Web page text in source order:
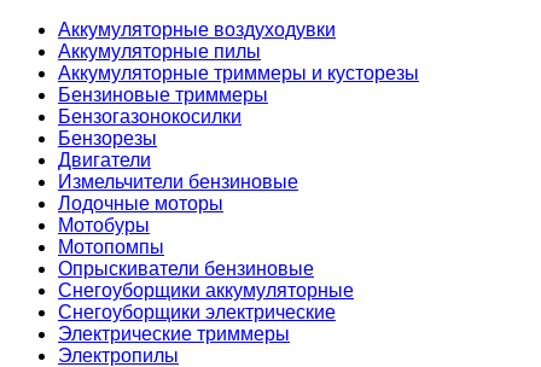
Аккумуляторные воздуходувки
Аккумуляторные пилы
Аккумуляторные триммеры и кусторезы
Бензиновые триммеры
Бензогазонокосилки
Бензорезы
Двигатели
Измельчители бензиновые
Лодочные моторы
Мотобуры
Мотопомпы
Опрыскиватели бензиновые
Снегоуборщики аккумуляторные
Снегоуборщики электрические
Электрические триммеры
Электропилы